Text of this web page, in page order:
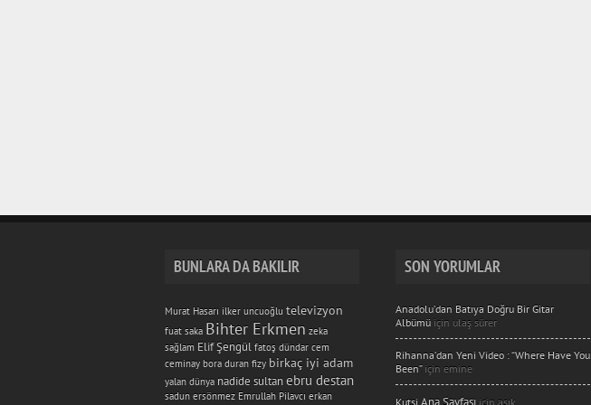
BUNLARA DA BAKILIR
Murat Hasarı ilker uncuoğlu televizyon
fuat saka Bihter Erkmen zeka
sağlam Elif Şengül fatoş dündar cem
ceminay bora duran fizy birkaç iyi adam
yalan dünya nadide sultanebru destan
sadun ersönmez Emrullah Pilavcı erkan
SON YORUMLAR
Anadolu’dan Batıya Doğru Bir Gitar
Albümü için ulaş sürer
Rihanna’dan Yeni Video : “Where Have You
Been”için emine
Kutsi Ana Sayfası için aşık